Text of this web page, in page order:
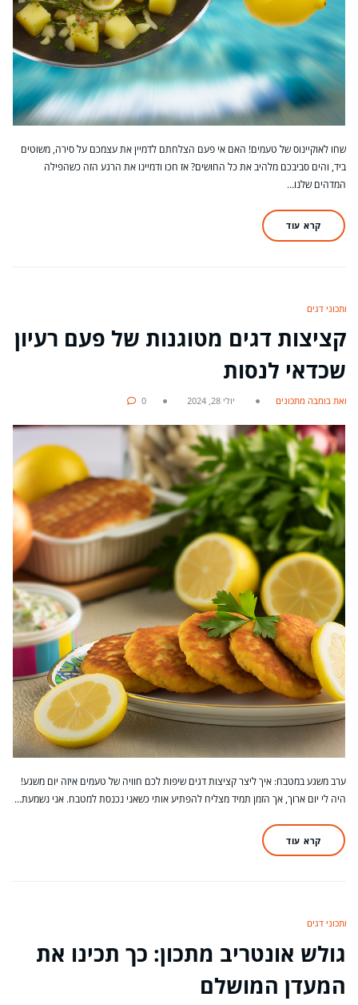
שחו לאוקיינוס של טעמים! האם אי פעם הצלחתם לדמיין את עצמכם על סירה, משוטים
ביד, והים סביבכם מלהיב את כל החושים? אז חכו ודמיינו את הרגע הזה כשהפילה
המדהים שלנו…
קרא עוד
מתכוני דגים
קציצות דגים מטוגנות של פעם רעיון
שכדאי לנסות
מאת בומבה מתכונים יולי 28, 2024 0
ערב משגע במטבח: איך ליצר קציצות דגים שיפות לכם חוויה של טעמים איזה יום משגע!
היה לי יום ארוך, אך הזמן תמיד מצליח להפתיע אותי כשאני נכנסת למטבח. אני נשמעת…
קרא עוד
מתכוני דגים
גולש אונטריב מתכון: כך תכינו את
המעדן המושלם